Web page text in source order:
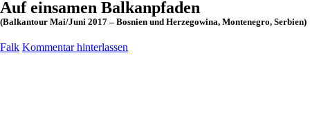
Auf einsamen Balkanpfaden
(Balkantour Mai/Juni 2017 – Bosnien und Herzegowina, Montenegro, Serbien)
Falk Kommentar hinterlassen